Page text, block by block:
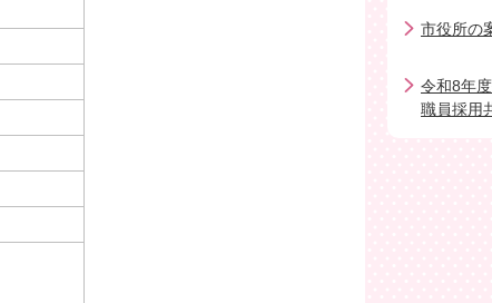
市役所の
令和8年
職員採用